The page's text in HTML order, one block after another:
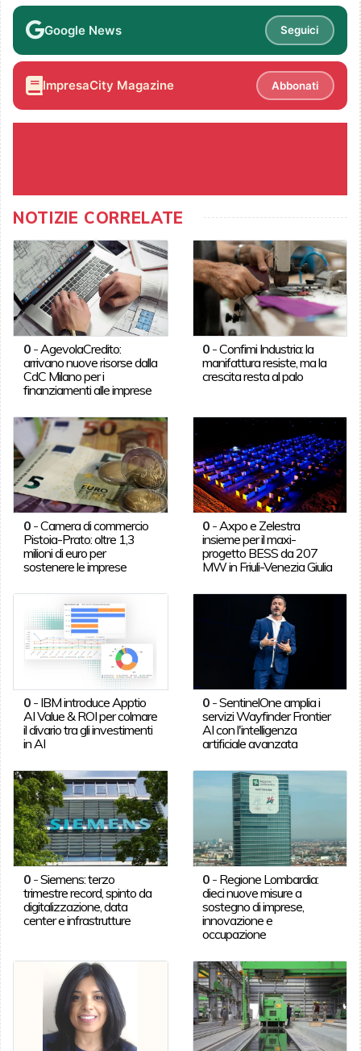
Google News Seguici
ImpresaCity Magazine Abbonati
NOTIZIE CORRELATE
0- AgevolaCredito:
arrivano nuove risorse dalla
CdC Milano per i
finanziamenti alle imprese
0 -Confimi Industria: la
manifattura resiste, ma la
crescita resta al palo
0-Camera di commercio
Pistoia-Prato: oltre 1,3
milioni di euro per
sostenere le imprese
0 - Axpo e Zelestra
insieme per il maxi-
progetto BESS da 207
MW in Friuli-Venezia Giulia
0- IBM introduce Apptio
AI Value & ROI per colmare
il divario tra gli investimenti
in AI
0 -SentinelOne amplia i
servizi Wayfinder Frontier
AI con l'intelligenza
artificiale avanzata
0-Siemens: terzo
trimestre record, spinto da
digitalizzazione, data
center e infrastrutture
0 - Regione Lombardia:
dieci nuove misure a
sostegno di imprese,
innovazione e
occupazione